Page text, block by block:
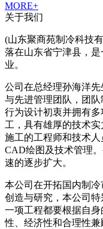
MORE+
关于我们
(山东聚商苑制冷科技
落在山东省宁津县，
业。
公司在总经理孙海洋
与先进管理团队，团
行为设计初衷并拥有
工，具有雄厚的技术实
施工的工程师和技术人
CAD绘图及技术管理
速的逐步扩大。
本公司在开拓国内制
创造与研究，本公司
一项工程都要根据自
性、经济性和合理性